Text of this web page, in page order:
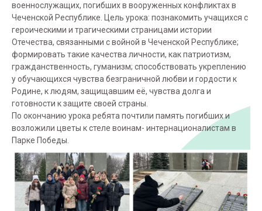
военнослужащих, погибших в вооруженных конфликтах в
Чеченской Республике. Цель урока: познакомить учащихся с
героическими и трагическими страницами истории
Отечества, связанными с войной в Чеченской Республике;
формировать такие качества личности, как патриотизм,
гражданственность, гуманизм; способствовать укреплению
у обучающихся чувства безграничной любви и гордости к
Родине, к людям, защищавшим её, чувства долга и
готовности к защите своей страны.
По окончанию урока ребята почтили память погибших и
возложили цветы к стеле воинам- интернационалистам в
Парке Победы.